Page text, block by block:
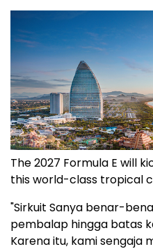
The 2027 Formula E will
this world-class tropical
"Sirkuit Sanya benar-
pembalap hingga batas
Karena itu, kami sengaja